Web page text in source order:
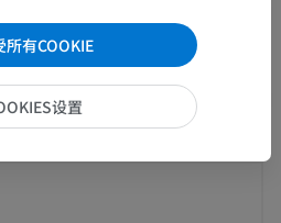
所有COOKIE
设置